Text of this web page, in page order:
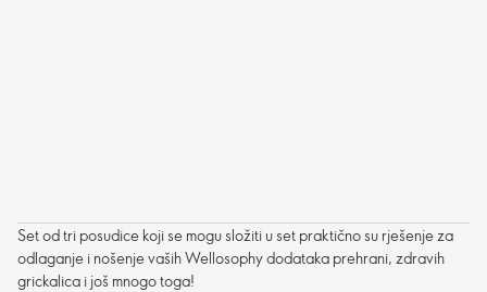
Set od tri posudice koji se mogu složiti u set praktično su rješenje za
odlaganje i nošenje vaših Wellosophy dodataka prehrani, zdravih
grickalica i još mnogo toga!